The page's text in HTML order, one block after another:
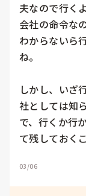
夫なので行く
会社の命令な
わからないら
ね。
しかし、いざ
社としては知
で、行くか行
て残しておく
03/06